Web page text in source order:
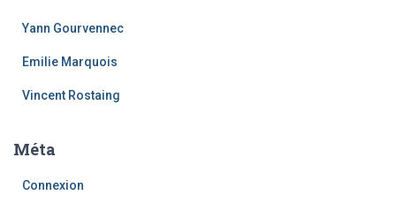
Yann Gourvennec
Emilie Marquois
Vincent Rostaing
Méta
Connexion